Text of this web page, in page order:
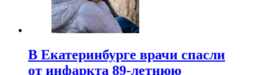
В Екатеринбурге врачи спасли
от инфаркта 89-летнюю